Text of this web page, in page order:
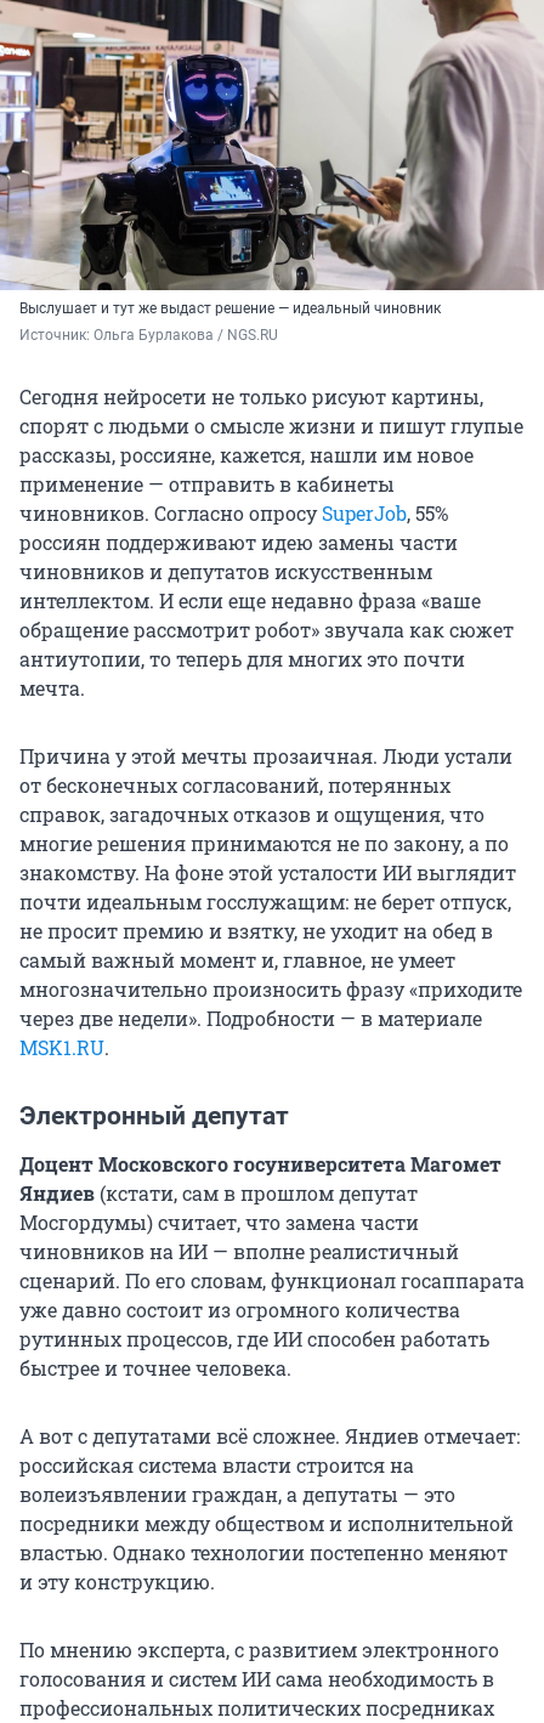
Выслушает и тут же выдаст решение — идеальный чиновник
Источник: Ольга Бурлакова / NGS.RU
Сегодня нейросети не только рисуют картины,
спорят с людьми о смысле жизни и пишут глупые
рассказы, россияне, кажется, нашли им новое
применение — отправить в кабинеты
чиновников. Согласно опросуSuperJob, 55%
россиян поддерживают идею замены части
чиновников и депутатов искусственным
интеллектом. И если еще недавно фраза «ваше
обращение рассмотрит робот» звучала как сюжет
антиутопии, то теперь для многих это почти
мечта.
Причина у этой мечты прозаичная. Люди устали
от бесконечных согласований, потерянных
справок, загадочных отказов и ощущения, что
многие решения принимаются не по закону, а по
знакомству. На фоне этой усталости ИИ выглядит
почти идеальным госслужащим: не берет отпуск,
не просит премию и взятку, не уходит на обед в
самый важный момент и, главное, не умеет
многозначительно произносить фразу «приходите
через две недели». Подробности — в материале
MSK1.RU.
Электронный депутат
Доцент Московского госуниверситета Магомет
Яндиев (кстати, сам в прошлом депутат
Мосгордумы) считает, что замена части
чиновников на ИИ — вполне реалистичный
сценарий. По его словам, функционал госаппарата
уже давно состоит из огромного количества
рутинных процессов, где ИИ способен работать
быстрее и точнее человека.
А вот с депутатами всё сложнее. Яндиев отмечает:
российская система власти строится на
волеизъявлении граждан, а депутаты — это
посредники между обществом и исполнительной
властью. Однако технологии постепенно меняют
и эту конструкцию.
По мнению эксперта, с развитием электронного
голосования и систем ИИ сама необходимость в
профессиональных политических посредниках